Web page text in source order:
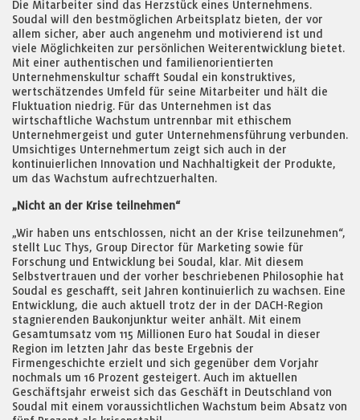
Die Mitarbeiter sind das Herzstück eines Unternehmens.
Soudal will den bestmöglichen Arbeitsplatz bieten, der vor
allem sicher, aber auch angenehm und motivierend ist und
viele Möglichkeiten zur persönlichen Weiterentwicklung bietet.
Mit einer authentischen und familienorientierten
Unternehmenskultur schafft Soudal ein konstruktives,
wertschätzendes Umfeld für seine Mitarbeiter und hält die
Fluktuation niedrig. Für das Unternehmen ist das
wirtschaftliche Wachstum untrennbar mit ethischem
Unternehmergeist und guter Unternehmensführung verbunden.
Umsichtiges Unternehmertum zeigt sich auch in der
kontinuierlichen Innovation und Nachhaltigkeit der Produkte,
um das Wachstum aufrechtzuerhalten.
„Nicht an der Krise teilnehmen“
„Wir haben uns entschlossen, nicht an der Krise teilzunehmen“,
stellt Luc Thys, Group Director für Marketing sowie für
Forschung und Entwicklung bei Soudal, klar. Mit diesem
Selbstvertrauen und der vorher beschriebenen Philosophie hat
Soudal es geschafft, seit Jahren kontinuierlich zu wachsen. Eine
Entwicklung, die auch aktuell trotz der in der DACH-Region
stagnierenden Baukonjunktur weiter anhält. Mit einem
Gesamtumsatz vom 115 Millionen Euro hat Soudal in dieser
Region im letzten Jahr das beste Ergebnis der
Firmengeschichte erzielt und sich gegenüber dem Vorjahr
nochmals um 16 Prozent gesteigert. Auch im aktuellen
Geschäftsjahr erweist sich das Geschäft in Deutschland von
Soudal mit einem voraussichtlichen Wachstum beim Absatz von